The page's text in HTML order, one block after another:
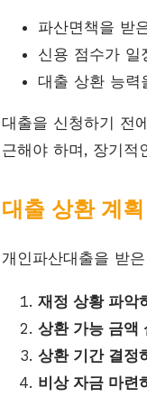
파산면책을 받
신용 점수가 일
대출 상환 능력
대출을 신청하기 전
근해야 하며, 장기적
대출 상환 계획
개인파산대출을 받
재정 상황 파악
상환 가능 금액
상환 기간 결정
비상 자금 마련